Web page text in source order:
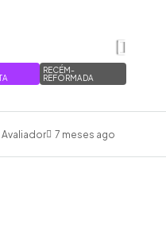
RECÉM-
REFORMADA
Avaliador 7 meses ago